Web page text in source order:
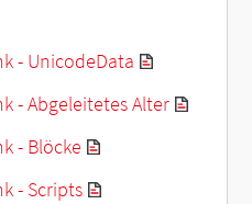
- UnicodeData
- Abgeleitetes Alter
- Blöcke
- Scripts